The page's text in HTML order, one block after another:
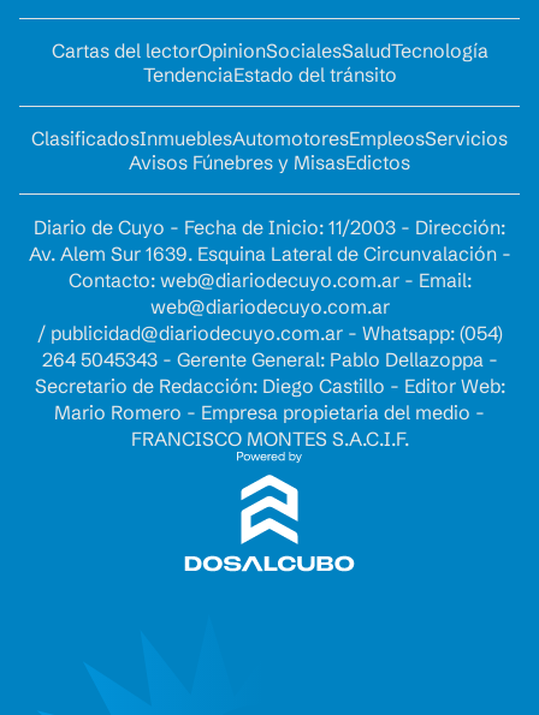
Cartas del lectorOpinionSocialesSaludTecnología
TendenciaEstado del tránsito
ClasificadosInmueblesAutomotoresEmpleosServicios
Avisos Fúnebres y MisasEdictos
Diario de Cuyo - Fecha de Inicio: 11/2003 - Dirección:
Av. Alem Sur 1639. Esquina Lateral de Circunvalación -
Contacto: web@diariodecuyo.com.ar- Email:
web@diariodecuyo.com.ar
/ publicidad@diariodecuyo.com.ar- Whatsapp: (054)
264 5045343 - Gerente General: Pablo Dellazoppa -
Secretario de Redacción: Diego Castillo - Editor Web:
Mario Romero - Empresa propietaria del medio -
FRANCISCO MONTES S.A.C.I.F.